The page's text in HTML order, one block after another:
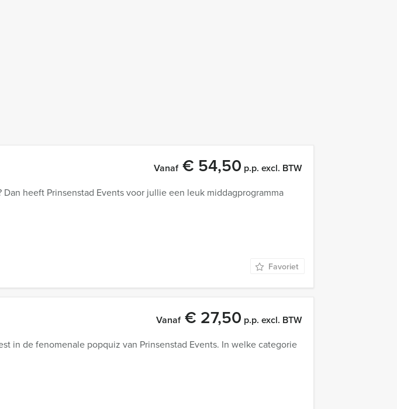
Vanaf€ 54,50 p.p. excl. BTW
heeft Prinsenstad Events voor jullie een leuk middagprogramma
Favoriet
Vanaf€ 27,50 p.p. excl. BTW
in de fenomenale popquiz van Prinsenstad Events. In welke categorie